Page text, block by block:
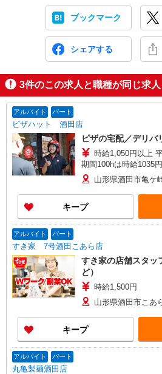
ブックマーク
シェアする
3件のこの求人と職種が同じ求人
アルバイト パート
ピザハット 酒田店
ピザの宅配／デリバ
時給1,050円以上
期間100hは時給1035
以上山形県酒田市亀ケ
キープ
アルバイト パート
すき家 7号酒田こあら店
すき家の店舗スタッ
ど）
時給1,500円
山形県酒田市こあ
キープ
アルバイト パート
丸亀製麺酒田店